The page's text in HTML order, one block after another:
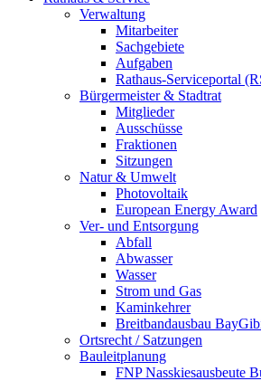
Verwaltung
Mitarbeiter
Sachgebiete
Aufgaben
Rathaus-Serviceportal
Bürgermeister & Stadtrat
Mitglieder
Ausschüsse
Fraktionen
Sitzungen
Natur & Umwelt
Photovoltaik
European Energy Award
Ver- und Entsorgung
Abfall
Abwasser
Wasser
Strom und Gas
Kaminkehrer
Breitbandausbau
Ortsrecht / Satzungen
Bauleitplanung
FNP Nasskiesausbeute